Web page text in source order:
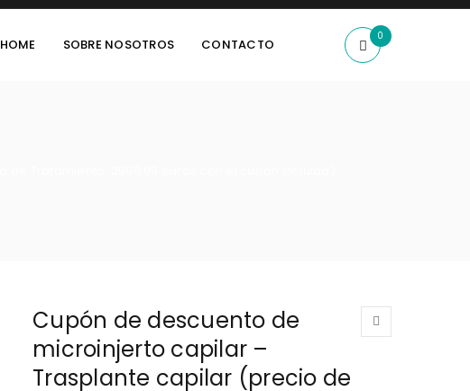
HOME SOBRE NOSOTROS CONTACTO
0
Cupón de descuento de
microinjerto capilar –
Trasplante capilar (precio de